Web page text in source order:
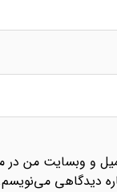
و وبسایت من در
دیدگاهی